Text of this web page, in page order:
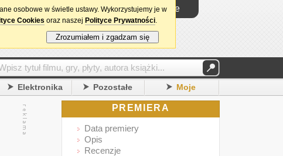
Logowanie
Elektronika Pozostałe Moje
PREMIERA
Data premiery
Opis
Recenzje
osobowe w świetle ustawy. Wykorzystujemy je w
Cookies oraz naszej Polityce Prywatności.
Zrozumiałem i zgadzam się